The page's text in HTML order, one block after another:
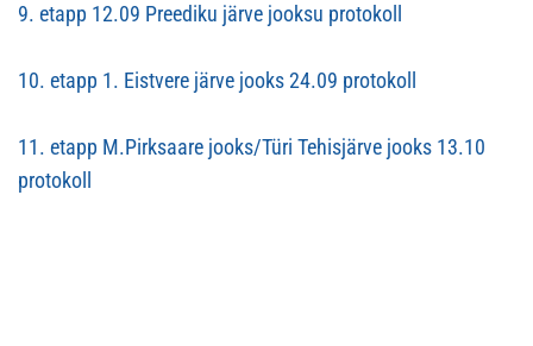
9. etapp 12.09 Preediku järve jooksu protokoll
10. etapp 1. Eistvere järve jooks 24.09 protokoll
11. etapp M.Pirksaare jooks/Türi Tehisjärve jooks 13.10
protokoll